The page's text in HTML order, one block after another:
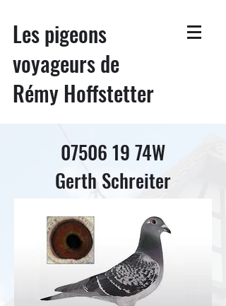
Les pigeons
voyageurs de
Rémy Hoffstetter
07506 19 74W
Gerth Schreiter